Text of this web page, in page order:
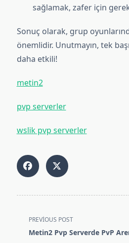
sağlamak, zafer için
Sonuç olarak, grup
önemlidir. Unutmayın, tek
daha etkili!
metin2
pvp serverler
wslik pvp serverler
class="nav-
subtitle
PREVIOUS POST
Metin2 Pvp Serverde PvP